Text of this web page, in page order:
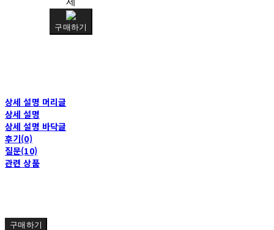
구매하기
상세 설명 머리글
상세 설명
상세 설명 바닥글
후기(0)
질문(10)
관련 상품
구매하기